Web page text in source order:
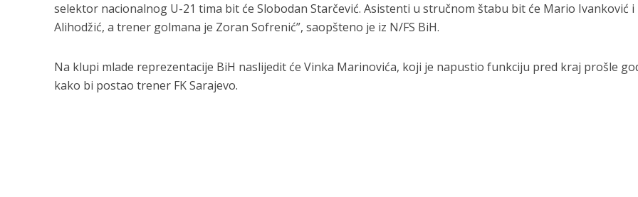
selektor nacionalnog U-21 tima bit će Slobodan Starčević. Asistenti u stručnom štabu bit će Mario Ivanković i
Alihodžić, a trener golmana je Zoran Sofrenić”, saopšteno je iz N/FS BiH.
Na klupi mlade reprezentacije BiH naslijedit će Vinka Marinovića, koji je napustio funkciju pred kraj prošle
kako bi postao trener FK Sarajevo.